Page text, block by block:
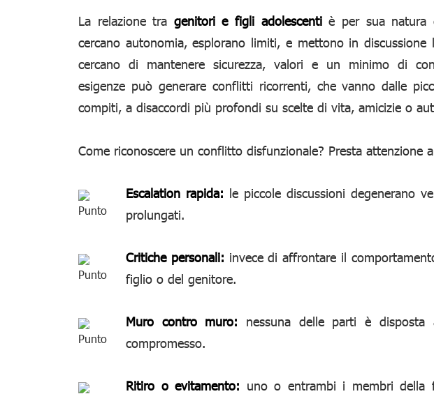
La relazione tra genitori e figli adolescentiè per sua natura
cercano autonomia, esplorano limiti, e mettono in
cercano di mantenere sicurezza, valori e un minimo di
esigenze può generare conflitti ricorrenti, che vanno dalle
compiti, a disaccordi più profondi su scelte di vita, amicizie o
Come riconoscere un conflitto disfunzionale? Presta attenzione
Escalation rapida: le piccole discussioni degenerano
prolungati.
Critiche personali: invece di affrontare il
figlio o del genitore.
Muro contro muro: nessuna delle parti è
compromesso.
Ritiro o evitamento: uno o entrambi i membri della